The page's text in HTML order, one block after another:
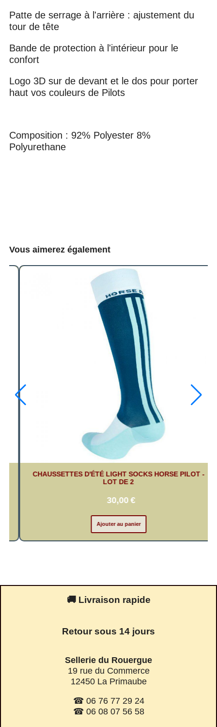
Patte de serrage à l'arrière : ajustement du
tour de tête
Bande de protection à l'intérieur pour le
confort
Logo 3D sur de devant et le dos pour porter
haut vos couleurs de Pilots
Composition : 92% Polyester 8%
Polyurethane
Vous aimerez également
CHAUSSETTES D'ÉTÉ LIGHT SOCKS HORSE PILOT -
LOT DE 2
30,00€
Ajouter au panier
🚚 Livraison rapide
Retour sous 14 jours
Sellerie du Rouergue
19 rue du Commerce
12450 La Primaube
☎ 06 76 77 29 24
☎ 06 08 07 56 58